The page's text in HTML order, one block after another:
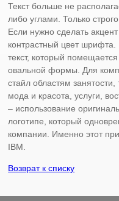
Текст больше не
либо углами. Только
Если нужно сделать
контрастный цвет
текст, который
овальной формы. Для
стайл областям занятости,
мода и красота, услуги,
– использование
логотипе, который
компании. Именно этот
IBM.
Возврат к списку